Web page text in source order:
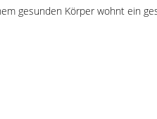
gesunden Körper wohnt ein